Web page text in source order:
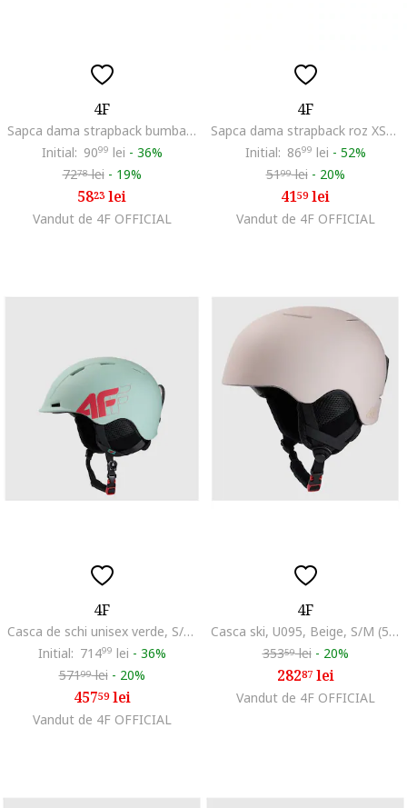
4F
Sapca dama strapback bumbac maro 56cm XS/S
Initial: 9099 lei - 36%
7278lei - 19%
5823lei
Vandut de 4F OFFICIAL
4F
Sapca dama strapback roz XS/S 56cm
Initial: 8699 lei - 52%
5199lei - 20%
4159lei
Vandut de 4F OFFICIAL
4F
Casca de schi unisex verde, S/M (55-58cm), tehnologie In-Mould, ventilatie constanta
Initial: 71499 lei - 36%
57199lei - 20%
45759lei
Vandut de 4F OFFICIAL
4F
Casca ski, U095, Beige, S/M (55-58CM)
35359lei - 20%
28287lei
Vandut de 4F OFFICIAL